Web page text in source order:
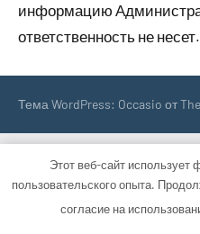
информацию
ответственность не несет.
Тема WordPress: Occasio от
Этот веб-сайт
пользовательского опыта.
согласие на